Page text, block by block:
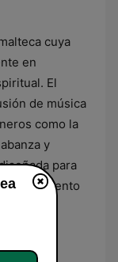
cuya
en
El
de música
como la
y
para